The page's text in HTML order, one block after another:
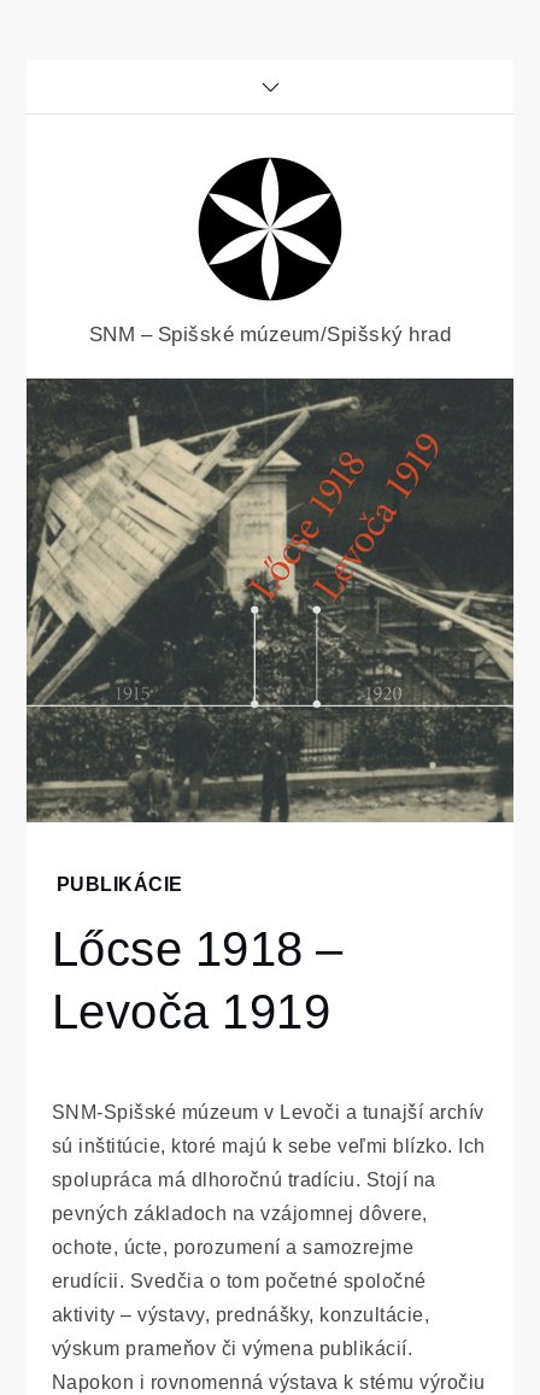
SNM – Spišské múzeum/Spišský hrad
Home
Lőcse
1918 –
Levoča
1919
PUBLIKÁCIE
Lőcse 1918 –
Levoča 1919
SNM-Spišské múzeum v Levoči a tunajší archív
sú inštitúcie, ktoré majú k sebe veľmi blízko. Ich
spolupráca má dlhoročnú tradíciu. Stojí na
pevných základoch na vzájomnej dôvere,
ochote, úcte, porozumení a samozrejme
erudícii. Svedčia o tom početné spoločné
aktivity – výstavy, prednášky, konzultácie,
výskum prameňov či výmena publikácií.
Napokon i rovnomenná výstava k stému výročiu